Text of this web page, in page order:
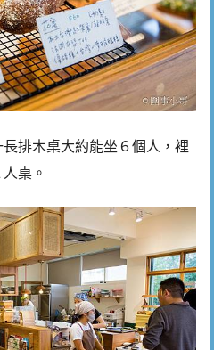
排木桌大約能坐６個人，裡
桌。